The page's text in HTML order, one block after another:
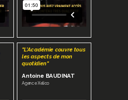
"L’Académie couvre tous
les aspects de mon
quotidien"
Antoine BAUDINAT
Agence Xelico